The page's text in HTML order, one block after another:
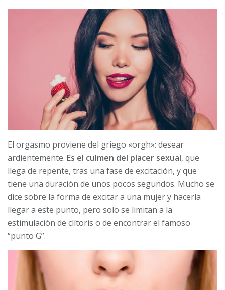
El orgasmo proviene del griego «orgh»: desear
ardientemente. Es el culmen del placer sexual, que
llega de repente, tras una fase de excitación, y que
tiene una duración de unos pocos segundos. Mucho se
dice sobre la forma de excitar a una mujer y hacerla
llegar a este punto, pero solo se limitan a la
estimulación de clítoris o de encontrar el famoso
“punto G”.